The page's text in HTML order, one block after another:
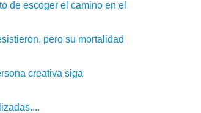
de escoger el camino en el
pero su mortalidad
creativa siga